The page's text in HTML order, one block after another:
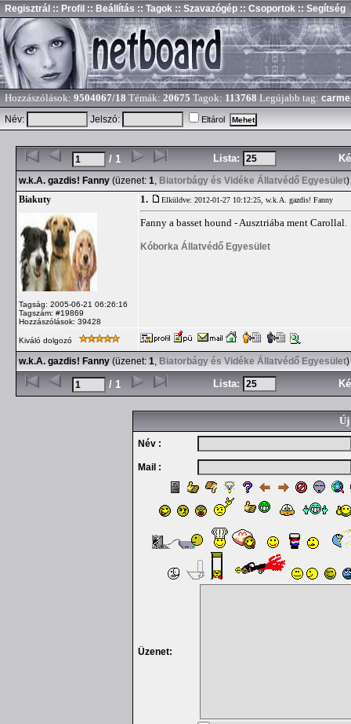
Regisztrál :: Profil :: Beállítás :: Tagok :: Szavazógép :: Csoportok :: Segítség
Hozzászólások: 9504067/18 Témák: 20675 Tagok: 113768 Legújabb tag:
Név:
Jelszó: Eltárol
/ 1 Lista:
w.k.A. gazdis! Fanny (üzenet: 1, Biatorbágy és Vidéke Állatvédő Egyesület)
Biakuty
Tagság: 2005-06-21 06:26:16
Tagszám: #19869
Hozzászólások: 39428
1. Elküldve: 2012-01-27 10:12:25, w.k.A. gazdis! Fanny
Fanny a basset hound - Ausztriába ment Carollal.
Kóborka Állatvédő Egyesület
Kiváló dolgozó
w.k.A. gazdis! Fanny (üzenet: 1, Biatorbágy és Vidéke Állatvédő Egyesület)
/ 1 Lista:
Új
Név :
Mail :
Üzenet: